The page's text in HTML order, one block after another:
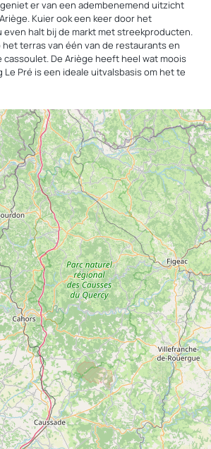
er van een adembenemend uitzicht
Kuier ook een keer door het
halt bij de markt met streekproducten.
het terras van één van de restaurants en
cassoulet. De Ariège heeft heel wat moois
Pré is een ideale uitvalsbasis om het te